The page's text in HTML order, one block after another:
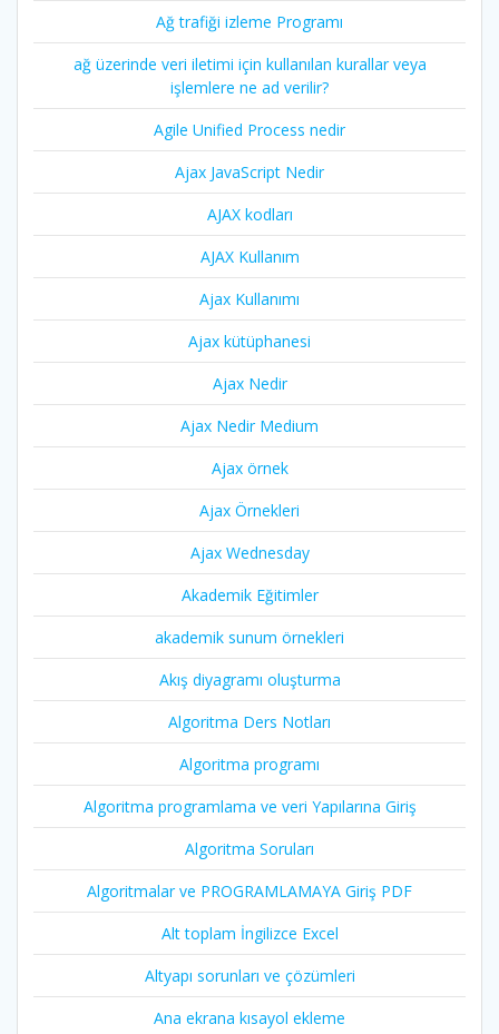
Ağ trafiği izleme Programı
ağ üzerinde veri iletimi için kullanılan kurallar veya
işlemlere ne ad verilir?
Agile Unified Process nedir
Ajax JavaScript Nedir
AJAX kodları
AJAX Kullanım
Ajax Kullanımı
Ajax kütüphanesi
Ajax Nedir
Ajax Nedir Medium
Ajax örnek
Ajax Örnekleri
Ajax Wednesday
Akademik Eğitimler
akademik sunum örnekleri
Akış diyagramı oluşturma
Algoritma Ders Notları
Algoritma programı
Algoritma programlama ve veri Yapılarına Giriş
Algoritma Soruları
Algoritmalar ve PROGRAMLAMAYA Giriş PDF
Alt toplam İngilizce Excel
Altyapı sorunları ve çözümleri
Ana ekrana kısayol ekleme